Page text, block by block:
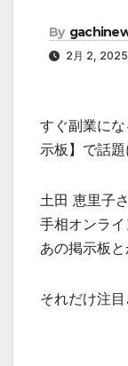
By
2月 2, 2025
すぐ副業に
示板】で話
土田 恵里子
手相オンラ
あの掲示板
それだけ注